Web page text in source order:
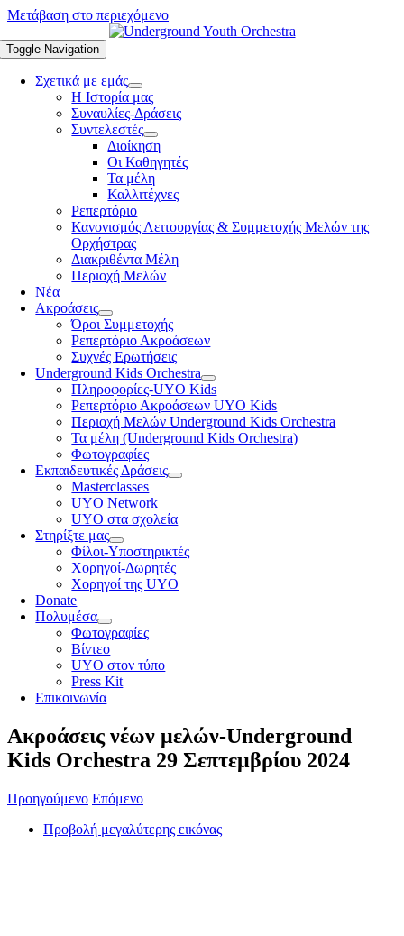
Μετάβαση στο περιεχόμενο
Toggle Navigation
Σχετικά με εμάς
Η Ιστορία μας
Συναυλίες-Δράσεις
Συντελεστές
Διοίκηση
Οι Καθηγητές
Τα μέλη
Καλλιτέχνες
Ρεπερτόριο
Κανονισμός Λειτουργίας & Συμμετοχής Μελών της
Ορχήστρας
Διακριθέντα Μέλη
Περιοχή Μελών
Νέα
Ακροάσεις
Όροι Συμμετοχής
Ρεπερτόριο Ακροάσεων
Συχνές Ερωτήσεις
Underground Kids Orchestra
Πληροφορίες-UYO Kids
Ρεπερτόριο Ακροάσεων UYO Kids
Περιοχή Μελών Underground Kids Orchestra
Τα μέλη (Underground Kids Orchestra)
Φωτογραφίες
Εκπαιδευτικές Δράσεις
Masterclasses
UYO Network
UYO στα σχολεία
Στηρίξτε μας
Φίλοι-Υποστηρικτές
Χορηγοί-Δωρητές
Χορηγοί της UYO
Donate
Πολυμέσα
Φωτογραφίες
Βίντεο
UYO στον τύπο
Press Kit
Επικοινωνία
Ακροάσεις νέων μελών-Underground
Kids Orchestra 29 Σεπτεμβρίου 2024
Προηγούμενο Επόμενο
Προβολή μεγαλύτερης εικόνας